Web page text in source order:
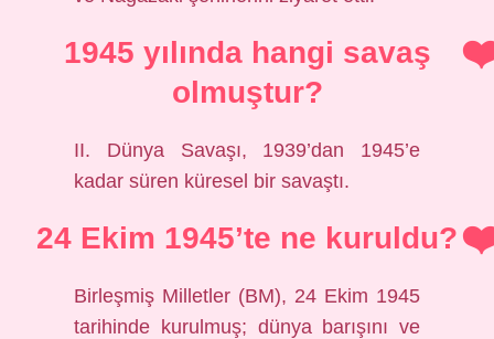
1945 yılında hangi savaş
olmuştur?
II. Dünya Savaşı, 1939’dan 1945’e
kadar süren küresel bir savaştı.
24 Ekim 1945’te ne kuruldu?
Birleşmiş Milletler (BM), 24 Ekim 1945
tarihinde kurulmuş; dünya barışını ve